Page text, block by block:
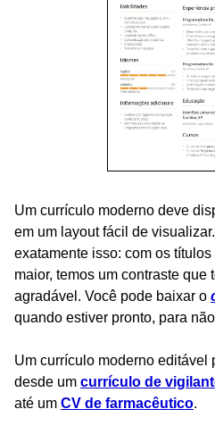
Um currículo moderno deve
em um layout fácil de
exatamente isso: com os
maior, temos um contraste que
agradável. Você pode baixar o
quando estiver pronto, para
Um currículo moderno editável
desde um currículo de
até um CV de farmacêutico.